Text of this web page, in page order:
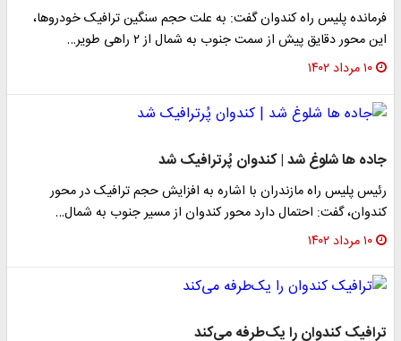
فرمانده پلیس راه کندوان گفت: به علت حجم‌ سنگین ترافیک خودروها،
این محور دقایق پیش از سمت جنوب به شمال از ۲ راهی طویر…
۱۰ مرداد ۱۴۰۲
جاده ها شلوغ شد | کندوان پُرترافیک شد
رئیس پلیس راه مازندران با اشاره به افزایش حجم ترافیک در محور
کندوان، گفت: احتمال دارد محور کندوان از مسیر جنوب به شمال…
۱۰ مرداد ۱۴۰۲
ترافیک کندوان را یک‌طرفه می‌کند